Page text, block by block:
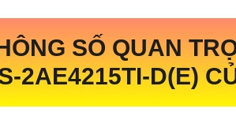
SỐ QUAN
2AE4215TI-D(E)